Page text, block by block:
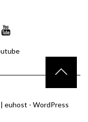
euhost - WordPress